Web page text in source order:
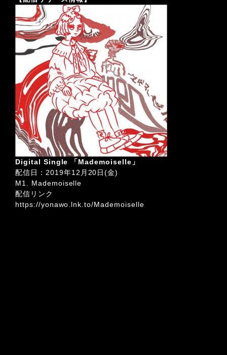
Digital Single 「Mademoiselle」
配信日：2019年12月20日(金)
M1. Mademoiselle
配信リンク
https://yonawo.lnk.to/Mademoiselle